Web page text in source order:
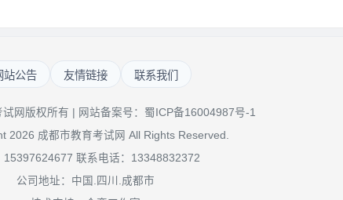
站公告 友情链接 联系我们
网版权所有 | 网站备案号： 蜀ICP备16004987号-1
2026 成都市教育考试网 All Rights Reserved.
15397624677 联系电话：13348832372
公司地址：中国.四川.成都市